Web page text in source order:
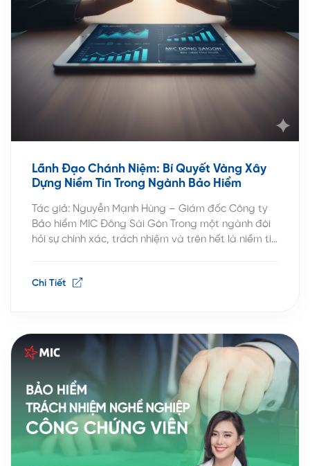
Lãnh Đạo Chánh Niệm: Bí Quyết Vàng Xây
Dựng Niềm Tin Trong Ngành Bảo Hiểm
Tác giả: Nguyễn Mạnh Hùng – Giám đốc Công ty
Bảo hiểm MIC Đông Sài Gòn Trong một ngành đòi
hỏi sự chính xác, trách nhiệm và trên hết là niềm tin
lúc […]
Chi Tiết